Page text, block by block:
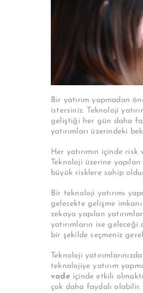
Bir yatırım yapmadan
istersiniz. Teknoloji
geliştiği her gün daha
yatırımları üzerindeki
Her yatırımın içinde
Teknoloji üzerine
büyük risklere sahip
Bir teknoloji yatırımı
gelecekte gelişme
zekaya yapılan
yatırımların ise
bir şekilde seçmeniz
Teknoloji
teknolojiye yatırım
vade içinde etkili
çok daha faydalı olabilir.